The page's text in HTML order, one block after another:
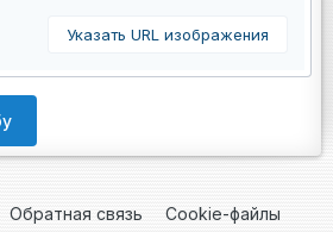
Указать URL изображения
Обратная связь Cookie-файлы